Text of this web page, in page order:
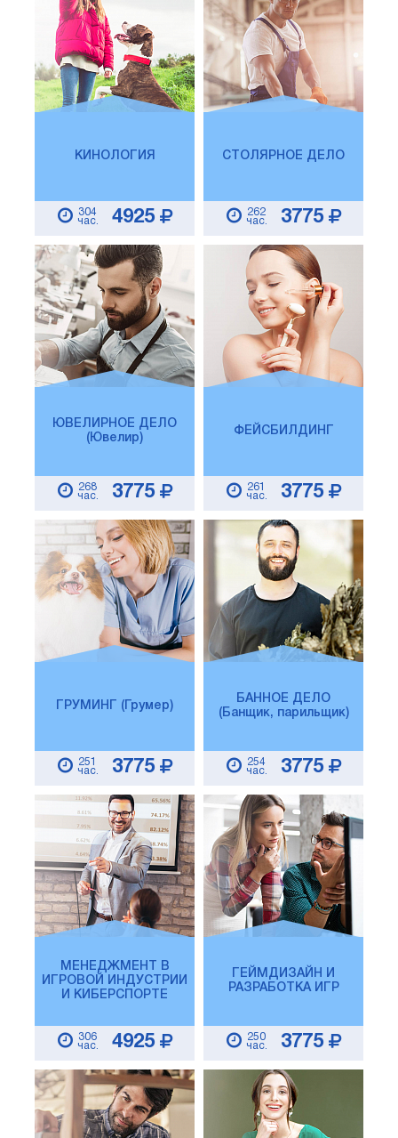
КИНОЛОГИЯ
304
час.
4925
СТОЛЯРНОЕ ДЕЛО
262
час.
3775
ЮВЕЛИРНОЕ ДЕЛО
(Ювелир)
268
час.
3775
ФЕЙСБИЛДИНГ
261
час.
3775
ГРУМИНГ (Грумер)
251
час.
3775
БАННОЕ ДЕЛО
(Банщик, парильщик)
254
час.
3775
МЕНЕДЖМЕНТ В
ИГРОВОЙ ИНДУСТРИИ
И КИБЕРСПОРТЕ
306
час.
4925
ГЕЙМДИЗАЙН И
РАЗРАБОТКА ИГР
250
час.
3775